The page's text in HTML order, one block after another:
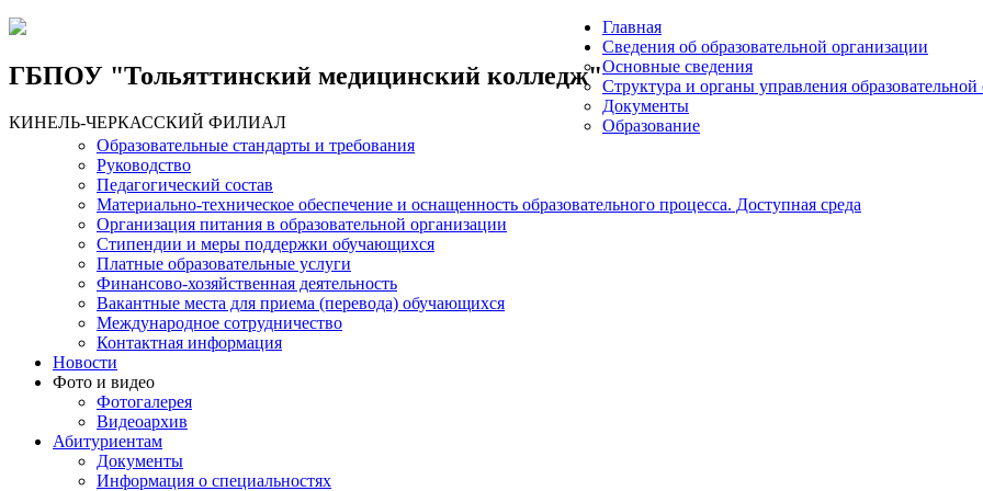
Jump to Content
Jump to Navigation
ГБПОУ "Тольяттинский медицинский колледж"
КИНЕЛЬ-ЧЕРКАССКИЙ ФИЛИАЛ
Главная
Сведения об образовательной организации
Основные сведения
Структура и органы управления образовательной
Документы
Образование
Образовательные стандарты и требования
Руководство
Педагогический состав
Материально-техническое обеспечение и оснащенность образовательного процесса. Доступная среда
Организация питания в образовательной организации
Стипендии и меры поддержки обучающихся
Платные образовательные услуги
Финансово-хозяйственная деятельность
Вакантные места для приема (перевода) обучающихся
Международное сотрудничество
Контактная информация
Новости
Фото и видео
Фотогалерея
Видеоархив
Абитуриентам
Документы
Информация о специальностях